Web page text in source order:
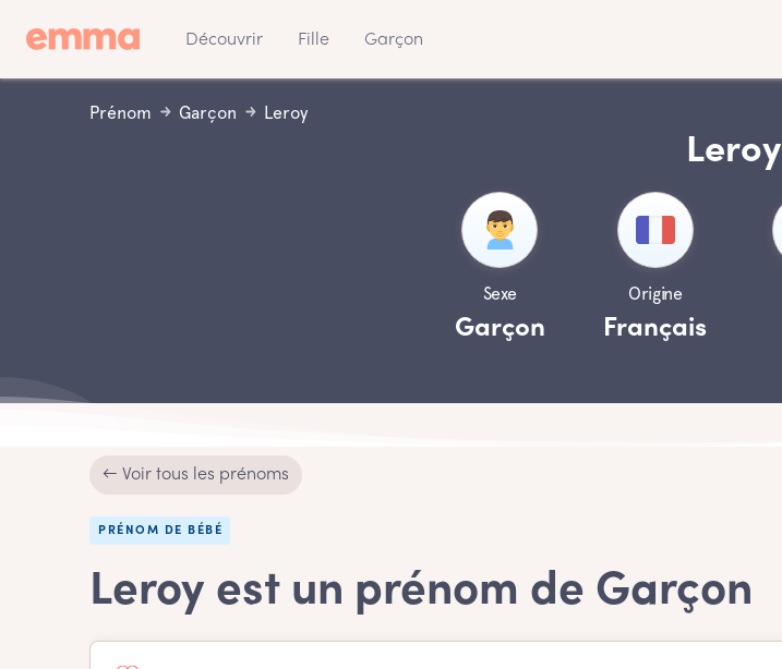
Découvrir Fille Garçon
Prénom Garçon Leroy
Leroy
Sexe
Garçon
Origine
Français
← Voir tous les prénoms
PRÉNOM DE BÉBÉ
Leroy est un prénom de Garçon